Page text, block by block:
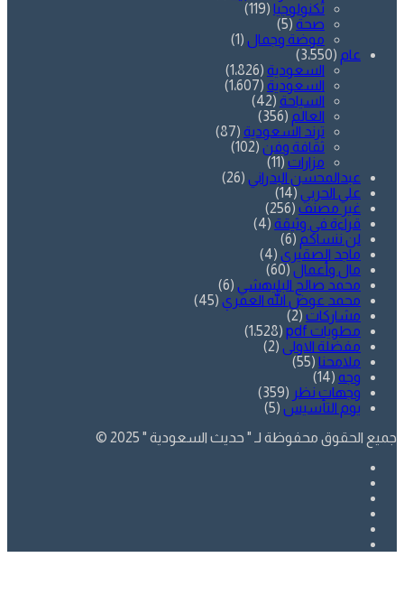
تكنولوجيا (119)
صحة (5)
موضة وجمال (1)
عام (3٬550)
السعودية (1٬826)
السعودية (1٬607)
السياحة (42)
العالم (356)
ترند السعودية (87)
ثقافة وفن (102)
مزارات (11)
عبدالمحسن البدراني (26)
علي الحربي (14)
غير مصنف (256)
قراءة في وثيقة (4)
لن ننساكم (6)
ماجد الصقيري (4)
مال وأعمال (60)
محمد صالح البليهشي (6)
محمد عوض الله العمري (45)
مشاركات (2)
مطويات pdf
(1٬528)
مفضلة الاولى (2)
ملامحنا (55)
وجه (14)
وجهات نظر (359)
يوم التأسيس (5)
جميع الحقوق محفوظة لـ " حديث السعودية " 2025 ©